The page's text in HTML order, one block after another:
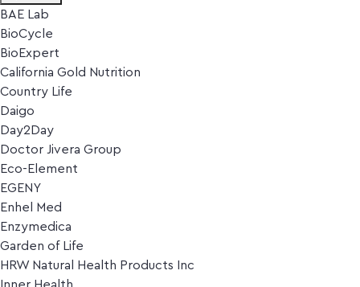
BAE Lab
BioCycle
BioExpert
California Gold Nutrition
Country Life
Daigo
Day2Day
Doctor Jivera Group
Eco-Element
EGENY
Enhel Med
Enzymedica
Garden of Life
HRW Natural Health Products Inc
Inner Health